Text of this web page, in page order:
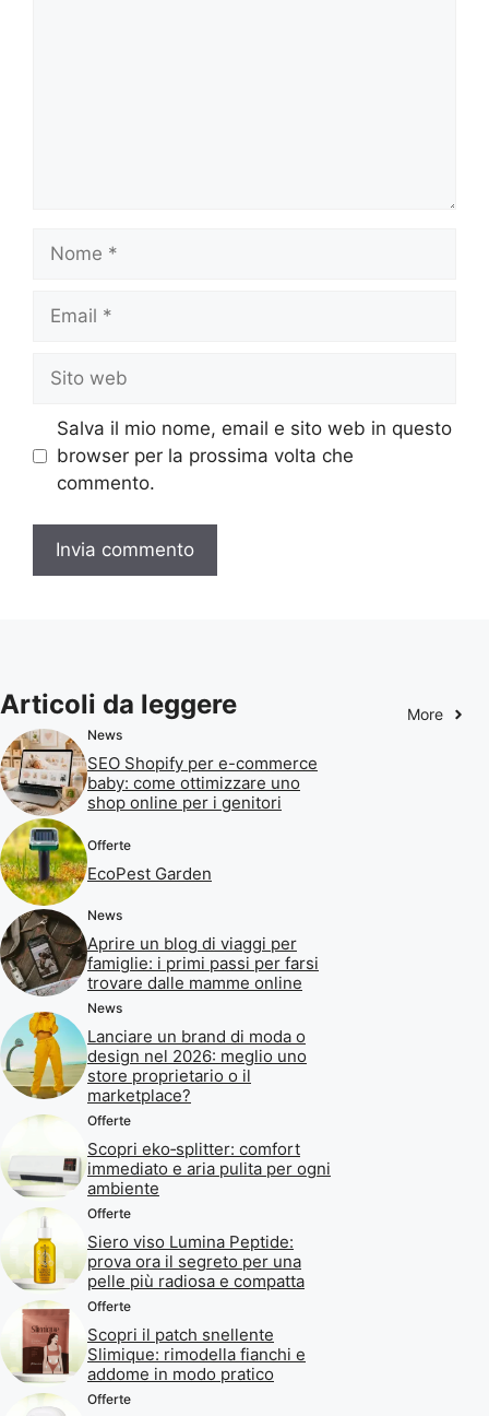
web
Salva il mio nome, email e sito web in questo
browser per la prossima volta che
commento.
Articoli da leggere More
News
SEO Shopify per e-commerce
baby: come ottimizzare uno
shop online per i genitori
Offerte
EcoPest Garden
News
Aprire un blog di viaggi per
famiglie: i primi passi per farsi
trovare dalle mamme online
News
Lanciare un brand di moda o
design nel 2026: meglio uno
store proprietario o il
marketplace?
Offerte
Scopri eko‑splitter: comfort
immediato e aria pulita per ogni
ambiente
Offerte
Siero viso Lumina Peptide:
prova ora il segreto per una
pelle più radiosa e compatta
Offerte
Scopri il patch snellente
Slimique: rimodella fianchi e
addome in modo pratico
Offerte